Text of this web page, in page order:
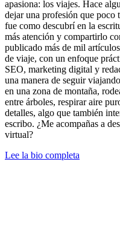
apasiona: los viajes. Hace
dejar una profesión que
fue como descubrí en la
más atención y compartirlo
publicado más de mil
de viaje, con un enfoque
SEO, marketing digital y
una manera de seguir
en una zona de montaña,
entre árboles, respirar aire
detalles, algo que también
escribo. ¿Me acompañas a
virtual?
Lee la bio completa